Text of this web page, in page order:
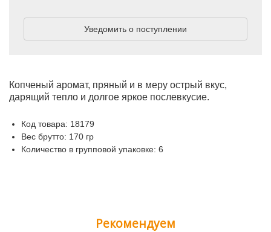
Копченый аромат, пряный и в меру острый вкус,
дарящий тепло и долгое яркое послевкусие.
Код товара: 18179
Вес брутто: 170 гр
Количество в групповой упаковке: 6
Уведомить о поступлении
Рекомендуем